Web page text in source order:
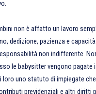
non è affatto un lavoro
dedizione, pazienza e
non indifferente.
le babysitter vengono pagate
loro uno statuto di impiegate che
previdenziali e altri diritti